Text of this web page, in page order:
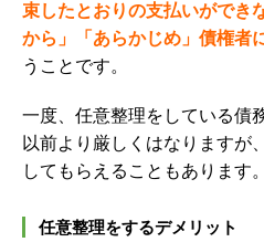
束したとおりの支払いができ
から」「あらかじめ」債権者
うことです。
一度、任意整理をしている債
以前より厳しくはなりますが
してもらえることもあります。
任意整理をするデメリット